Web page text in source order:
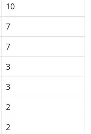
10
7
7
3
3
2
2